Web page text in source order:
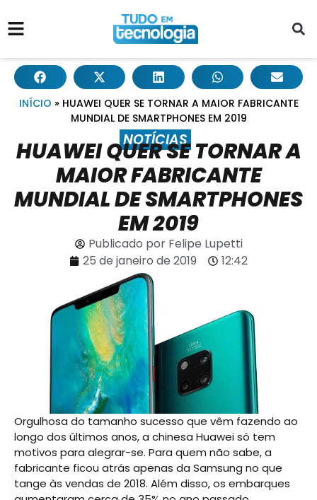
INÍCIO » HUAWEI QUER SE TORNAR A MAIOR FABRICANTE
MUNDIAL DE SMARTPHONES EM 2019
NOTÍCIAS
HUAWEI QUER SE TORNAR A
MAIOR FABRICANTE
MUNDIAL DE SMARTPHONES
EM 2019
Publicado porFelipe Lupetti
25 de janeiro de 2019
12:42
Orgulhosa do tamanho sucesso que vêm fazendo ao
longo dos últimos anos, a chinesa Huawei só tem
motivos para alegrar-se. Para quem não sabe, a
fabricante ficou atrás apenas da Samsung no que
tange às vendas de 2018. Além disso, os embarques